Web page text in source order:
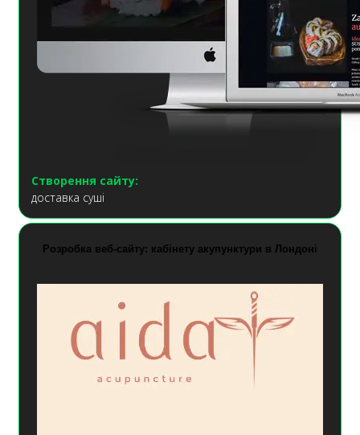
Створення сайту:
доставка суші
Розробка веб-сайту: кабінету акупунктури в Лондоні